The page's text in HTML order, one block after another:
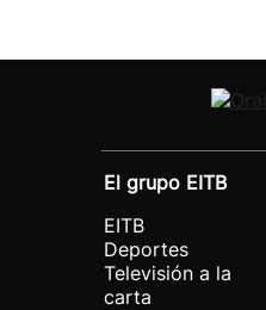
El grupo EITB
EITB
Deportes
Televisión a la
carta